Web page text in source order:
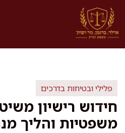
לדלג
לתוכן
פלילי ובטיחות בדרכים
חידוש רישיון
משפטיות והליך